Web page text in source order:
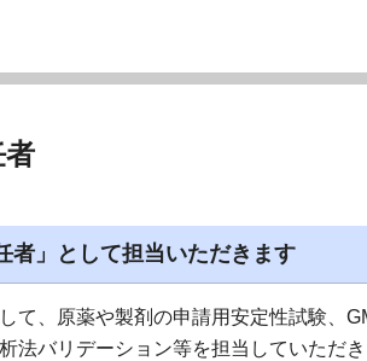
者
者」として担当いただきます
て、原薬や製剤の申請用安定性試験、
法バリデーション等を担当していただき